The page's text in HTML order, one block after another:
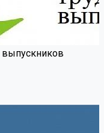
выпускников